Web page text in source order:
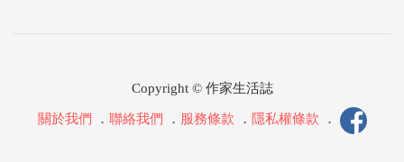
Copyright © 作家生活誌
關於我們 ． 聯絡我們 ． 服務條款 ． 隱私權條款 ．